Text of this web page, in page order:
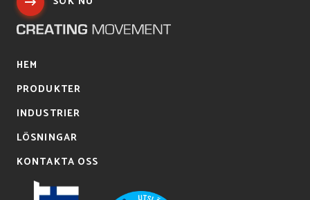
HEM
PRODUKTER
INDUSTRIER
LÖSNINGAR
KONTAKTA OSS